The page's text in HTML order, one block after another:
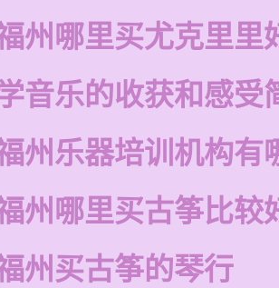
州哪里买尤克里里
音乐的收获和感受
州乐器培训机构有
州哪里买古筝比较
州买古筝的琴行